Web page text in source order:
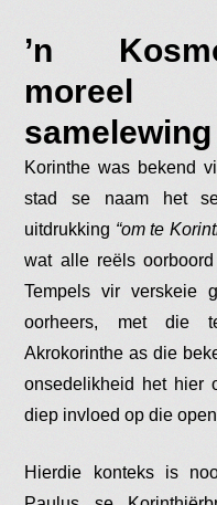
’n
moreel
samelewing
Korinthe was bekend
stad se naam het
uitdrukking “om te
wat alle reëls
Tempels vir verskeie
oorheers, met die
Akrokorinthe as die
onsedelikheid het hier
diep invloed op die
Hierdie konteks is